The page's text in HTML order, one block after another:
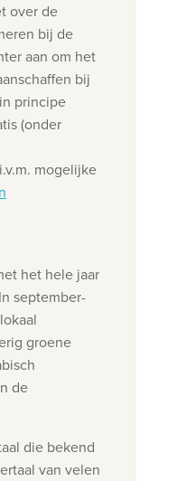
over de
bij de
aan om het
bij
principe
(onder
mogelijke
het hele jaar
september-
groene
de
die bekend
van velen